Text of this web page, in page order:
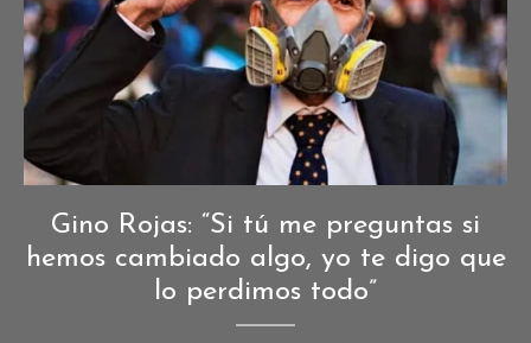
Crónicas,
Crónicas
de
Gino Rojas: “Si tú me preguntas si
hemos cambiado algo, yo te digo que
lo perdimos todo”